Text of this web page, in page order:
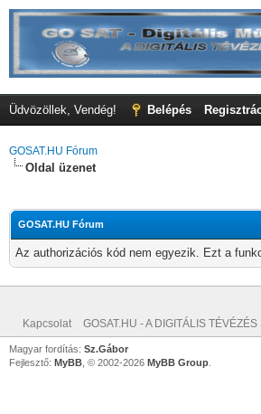
Üdvözöllek, Vendég! Belépés
GOSAT.HU Fórum
Oldal üzenet
GOSAT.HU Fórum
Az authorizációs kód nem egyezik. Ezt a
Kapcsolat GOSAT.HU - A DIGITÁLIS
Magyar fordítás: Sz.Gábor
Fejlesztő: MyBB , © 2002-2026 MyBB Group